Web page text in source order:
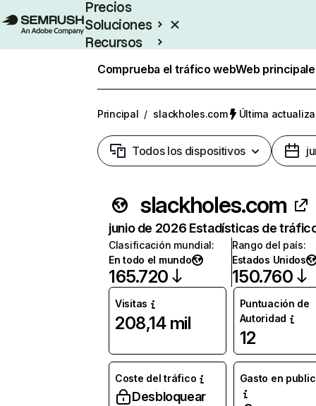
Precios
Soluciones
Recursos
Comprueba el tráfico webWeb
Principal / slackholes.com Última
Todos los dispositivos
slackholes.com
junio de 2026 Estadísticas de
Clasificación mundial:
En todo el mundo
165.720
Rango del país:
Estados Unidos
150.760
Visitas
208,14 mil
Puntuación de
Autoridad
12
Coste del tráfico
Desbloquear
Gasto en